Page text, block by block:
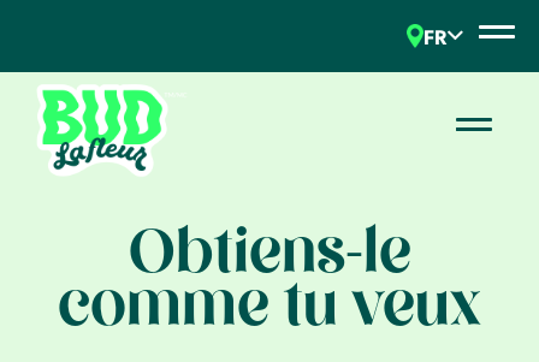
FR
Obtiens-le
comme tu veux